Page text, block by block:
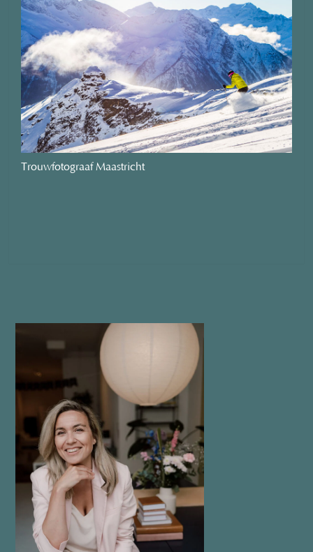
Trouwfotograaf Maastricht